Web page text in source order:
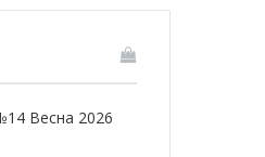
Весна 2026